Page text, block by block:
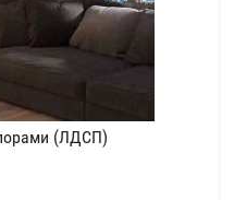
(ЛДСП)